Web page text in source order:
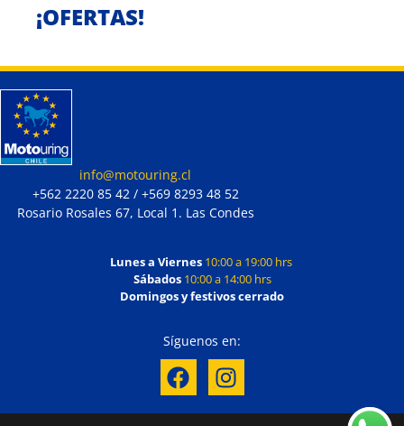
¡OFERTAS!
info@motouring.cl
+562 2220 85 42 / +569 8293 48 52
Rosario Rosales 67, Local 1. Las Condes
Lunes a Viernes 10:00 a 19:00 hrs
Sábados 10:00 a 14:00 hrs
Domingos y festivos cerrado
Síguenos en: